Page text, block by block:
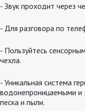
- Звук проходит через
- Для разговора по
- Пользуйтесь
чехла.
- Уникальная система
водонепроницаемыми и
песка и пыли.